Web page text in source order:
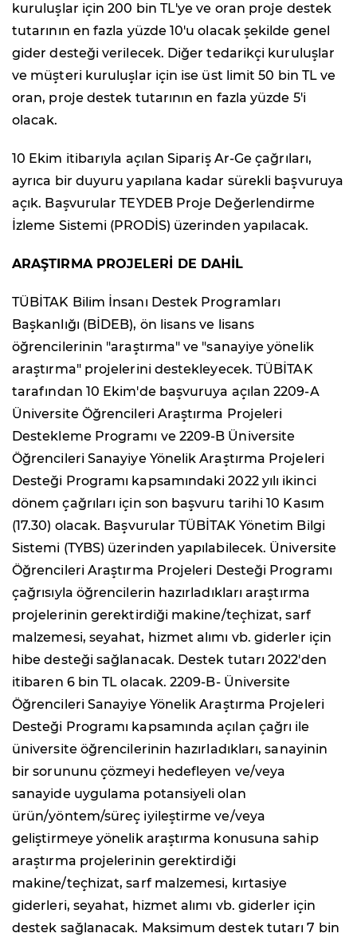
kuruluşlar için 200 bin TL'ye ve oran proje destek
tutarının en fazla yüzde 10'u olacak şekilde genel
gider desteği verilecek. Diğer tedarikçi kuruluşlar
ve müşteri kuruluşlar için ise üst limit 50 bin TL ve
oran, proje destek tutarının en fazla yüzde 5'i
olacak.
10 Ekim itibarıyla açılan Sipariş Ar-Ge çağrıları,
ayrıca bir duyuru yapılana kadar sürekli başvuruya
açık. Başvurular TEYDEB Proje Değerlendirme
İzleme Sistemi (PRODİS) üzerinden yapılacak.
ARAŞTIRMA PROJELERİ DE DAHİL
TÜBİTAK Bilim İnsanı Destek Programları
Başkanlığı (BİDEB), ön lisans ve lisans
öğrencilerinin "araştırma" ve "sanayiye yönelik
araştırma" projelerini destekleyecek. TÜBİTAK
tarafından 10 Ekim'de başvuruya açılan 2209-A
Üniversite Öğrencileri Araştırma Projeleri
Destekleme Programı ve 2209-B Üniversite
Öğrencileri Sanayiye Yönelik Araştırma Projeleri
Desteği Programı kapsamındaki 2022 yılı ikinci
dönem çağrıları için son başvuru tarihi 10 Kasım
(17.30) olacak. Başvurular TÜBİTAK Yönetim Bilgi
Sistemi (TYBS) üzerinden yapılabilecek. Üniversite
Öğrencileri Araştırma Projeleri Desteği Programı
çağrısıyla öğrencilerin hazırladıkları araştırma
projelerinin gerektirdiği makine/teçhizat, sarf
malzemesi, seyahat, hizmet alımı vb. giderler için
hibe desteği sağlanacak. Destek tutarı 2022'den
itibaren 6 bin TL olacak. 2209-B- Üniversite
Öğrencileri Sanayiye Yönelik Araştırma Projeleri
Desteği Programı kapsamında açılan çağrı ile
üniversite öğrencilerinin hazırladıkları, sanayinin
bir sorununu çözmeyi hedefleyen ve/veya
sanayide uygulama potansiyeli olan
ürün/yöntem/süreç iyileştirme ve/veya
geliştirmeye yönelik araştırma konusuna sahip
araştırma projelerinin gerektirdiği
makine/teçhizat, sarf malzemesi, kırtasiye
giderleri, seyahat, hizmet alımı vb. giderler için
destek sağlanacak. Maksimum destek tutarı 7 bin